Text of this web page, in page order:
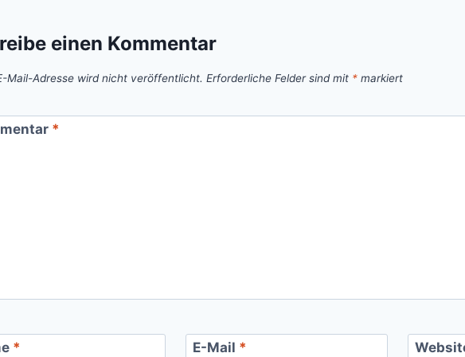
einen Kommentar
Mail-Adresse wird nicht veröffentlicht. Erforderliche Felder sind mit * markiert
*
* E-Mail *